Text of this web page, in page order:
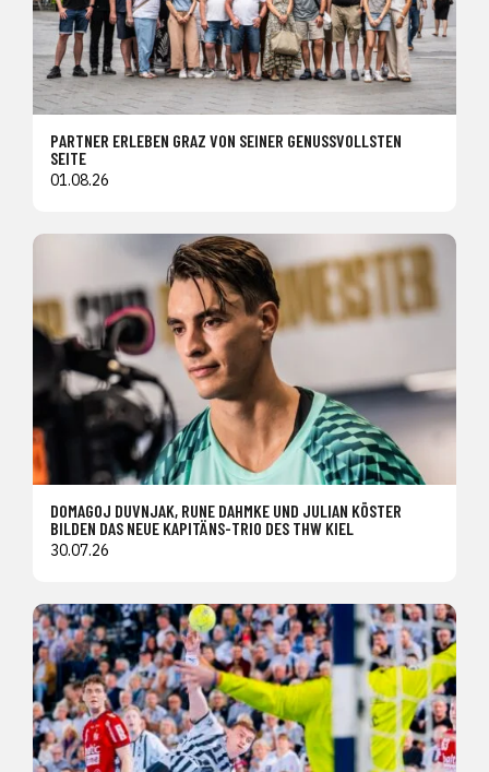
PARTNER ERLEBEN GRAZ VON SEINER GENUSSVOLLSTEN
SEITE
01.08.26
DOMAGOJ DUVNJAK, RUNE DAHMKE UND JULIAN KÖSTER
BILDEN DAS NEUE KAPITÄNS-TRIO DES THW KIEL
30.07.26